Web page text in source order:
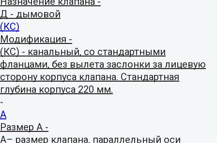
Д - дымовой
(КС)
Модификация -
(КС) - канальный, со стандартными
фланцами, без вылета заслонки за лицевую
сторону корпуса клапана. Стандартная
глубина корпуса 220 мм.
-
А
Размер А -
А– размер клапана, параллельный оси